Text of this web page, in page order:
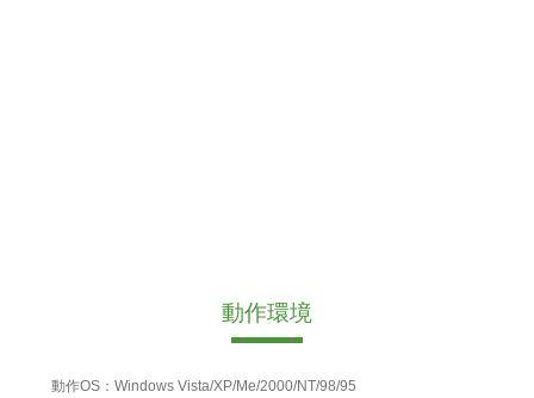
動作環境
動作OS：Windows Vista/XP/Me/2000/NT/98/95